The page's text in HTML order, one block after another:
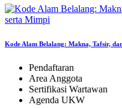
Kode Alam Belalang: Makna, Tafsir,
Pendaftaran
Area Anggota
Sertifikasi Wartawan
Agenda UKW